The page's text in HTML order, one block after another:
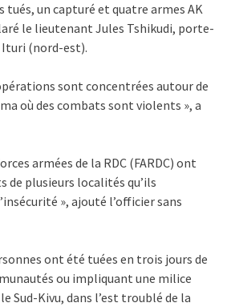
tués, un capturé et quatre armes AK
le lieutenant Jules Tshikudi, porte-
Ituri (nord-est).
sont concentrées autour de
où des combats sont violents », a
armées de la RDC (FARDC) ont
de plusieurs localités qu’ils
», ajouté l’officier sans
ont été tuées en trois jours de
ou impliquant une milice
Sud-Kivu, dans l’est troublé de la